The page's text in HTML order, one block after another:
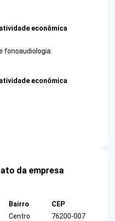
econômica
fonoaudiologia
econômica
da empresa
Bairro
Centro
CEP
76200-007